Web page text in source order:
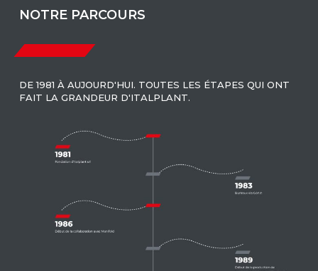
NOTRE PARCOURS
DE 1981 À AUJOURD'HUI. TOUTES LES ÉTAPES QUI ONT
FAIT LA GRANDEUR D'ITALPLANT.